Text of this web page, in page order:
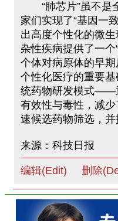
“肺芯片”虽不是
家们实现了“基因一
出高度个性化的微
杂性疾病提供了一个
个体对病原体的早
个性化医疗的重要
统药物研发模式——
有效性与毒性，减
速候选药物筛选，并
来源：科技日报
编辑(Edit) 删除